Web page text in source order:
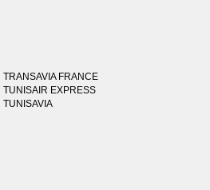
TRANSAVIA FRANCE
TUNISAIR EXPRESS
TUNISAVIA